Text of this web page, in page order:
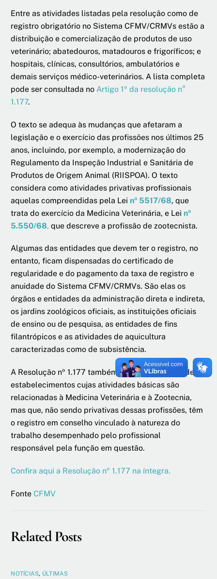
Entre as atividades listadas pela resolução como de
registro obrigatório no Sistema CFMV/CRMVs estão a
distribuição e comercialização de produtos de uso
veterinário; abatedouros, matadouros e frigoríficos; e
hospitais, clínicas, consultórios, ambulatórios e
demais serviços médico-veterinários. A lista completa
pode ser consultada no Artigo 1º da resolução n°
1.177.
O texto se adequa às mudanças que afetaram a
legislação e o exercício das profissões nos últimos 25
anos, incluindo, por exemplo, a modernização do
Regulamento da Inspeção Industrial e Sanitária de
Produtos de Origem Animal (RIISPOA). O texto
considera como atividades privativas profissionais
aquelas compreendidas pela Lei nº 5517/68, que
trata do exercício da Medicina Veterinária, e Lei nº
5.550/68, que descreve a profissão de zootecnista.
Algumas das entidades que devem ter o registro, no
entanto, ficam dispensadas do certificado de
regularidade e do pagamento da taxa de registro e
anuidade do Sistema CFMV/CRMVs. São elas os
órgãos e entidades da administração direta e indireta,
os jardins zoológicos oficiais, as instituições oficiais
de ensino ou de pesquisa, as entidades de fins
filantrópicos e as atividades de aquicultura
caracterizadas como de subsistência.
A Resolução nº 1.177 também relaciona os tipos de
estabelecimentos cujas atividades básicas são
relacionadas à Medicina Veterinária e à Zootecnia,
mas que, não sendo privativas dessas profissões, têm
o registro em conselho vinculado à natureza do
trabalho desempenhado pelo profissional
responsável pela função em questão.
Confira aqui a Resolução nº 1.177 na íntegra.
Fonte CFMV
Related Posts
NOTÍCIAS, ÚLTIMAS